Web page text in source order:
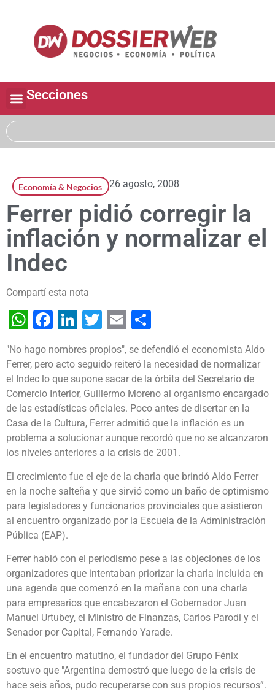
Secciones
Economía & Negocios 26 agosto, 2008
Ferrer pidió corregir la
inflación y normalizar el
Indec
Compartí esta nota
WhatsApp
Facebook
LinkedIn
Twitter
Email
"No hago nombres propios", se defendió el economista Aldo
Ferrer, pero acto seguido reiteró la necesidad de normalizar
el Indec lo que supone sacar de la órbita del Secretario de
Comercio Interior, Guillermo Moreno al organismo encargado
de las estadísticas oficiales. Poco antes de disertar en la
Casa de la Cultura, Ferrer admitió que la inflación es un
problema a solucionar aunque recordó que no se alcanzaron
los niveles anteriores a la crisis de 2001.
El crecimiento fue el eje de la charla que brindó Aldo Ferrer
en la noche salteña y que sirvió como un baño de optimismo
para legisladores y funcionarios provinciales que asistieron
al encuentro organizado por la Escuela de la Administración
Pública (EAP).
Ferrer habló con el periodismo pese a las objeciones de los
organizadores que intentaban priorizar la charla incluida en
una agenda que comenzó en la mañana con una charla
para empresarios que encabezaron el Gobernador Juan
Manuel Urtubey, el Ministro de Finanzas, Carlos Parodi y el
Senador por Capital, Fernando Yarade.
En el encuentro matutino, el fundador del Grupo Fénix
sostuvo que "Argentina demostró que luego de la crisis de
hace seis años, pudo recuperarse con sus propios recursos”.